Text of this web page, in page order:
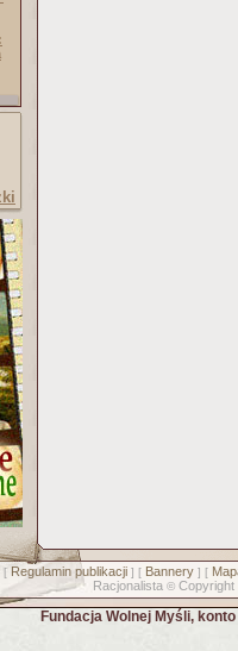
[ Regulamin publikacji] [ Bannery] [
Racjonalista © Copyright
Fundacja Wolnej Myśli,